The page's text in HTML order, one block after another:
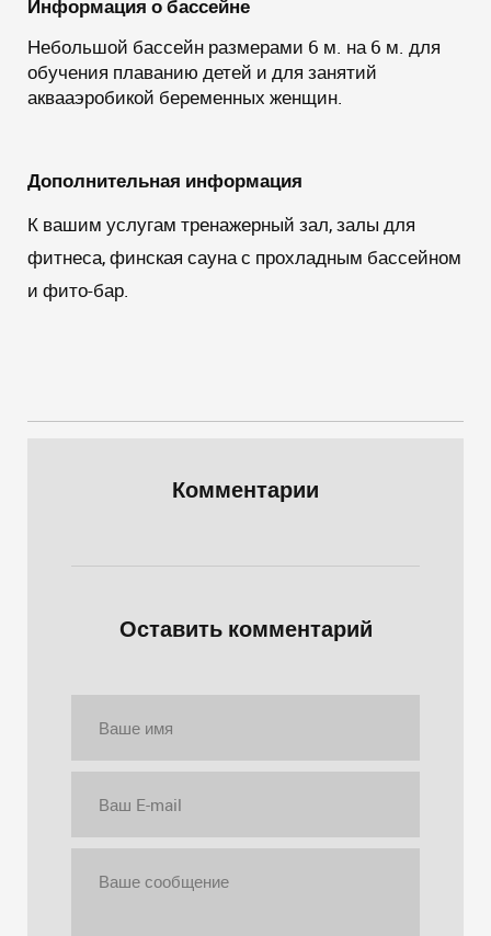
Информация о бассейне
Небольшой бассейн размерами 6 м. на 6 м. для
обучения плаванию детей и для занятий
аквааэробикой беременных женщин.
Дополнительная информация
К вашим услугам тренажерный зал, залы для
фитнеса, финская сауна с прохладным бассейном
и фито-бар.
Комментарии
Оставить комментарий